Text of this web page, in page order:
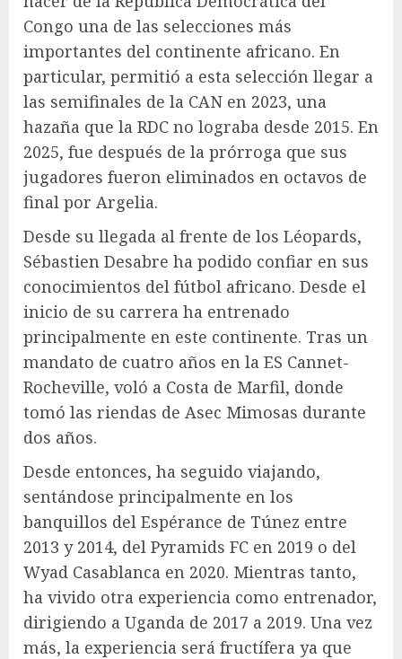
Congo una de las selecciones más
importantes del continente africano. En
particular, permitió a esta selección llegar a
las semifinales de la CAN en 2023, una
hazaña que la RDC no lograba desde 2015. En
2025, fue después de la prórroga que sus
jugadores fueron eliminados en octavos de
final por Argelia.
Desde su llegada al frente de los Léopards,
Sébastien Desabre ha podido confiar en sus
conocimientos del fútbol africano. Desde el
inicio de su carrera ha entrenado
principalmente en este continente. Tras un
mandato de cuatro años en la ES Cannet-
Rocheville, voló a Costa de Marfil, donde
tomó las riendas de Asec Mimosas durante
dos años.
Desde entonces, ha seguido viajando,
sentándose principalmente en los
banquillos del Espérance de Túnez entre
2013 y 2014, del Pyramids FC en 2019 o del
Wyad Casablanca en 2020. Mientras tanto,
ha vivido otra experiencia como entrenador,
dirigiendo a Uganda de 2017 a 2019. Una vez
más, la experiencia será fructífera ya que